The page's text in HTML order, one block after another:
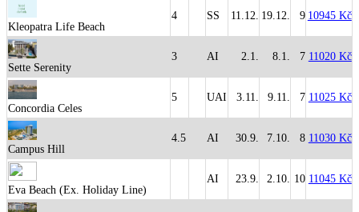
Kleopatra Life Beach
4 SS 11.12. 19.12. 9 10945 Kč
Sette Serenity
3 AI 2.1. 8.1. 7 11020 Kč
Concordia Celes
5 UAI 3.11. 9.11. 7 11025 Kč
Campus Hill
4.5 AI 30.9. 7.10. 8 11030 Kč
Eva Beach (Ex. Holiday Line)
AI 23.9. 2.10. 10 11045 Kč